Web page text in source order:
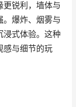
更锐利，墙体与
。爆炸、烟雾与
浸式体验。这种
感与细节的玩